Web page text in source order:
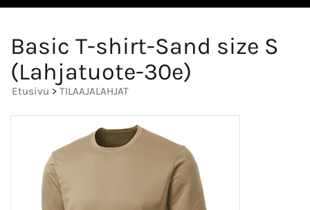
Basic T-shirt-Sand size S
(Lahjatuote-30e)
Etusivu > TILAAJALAHJAT